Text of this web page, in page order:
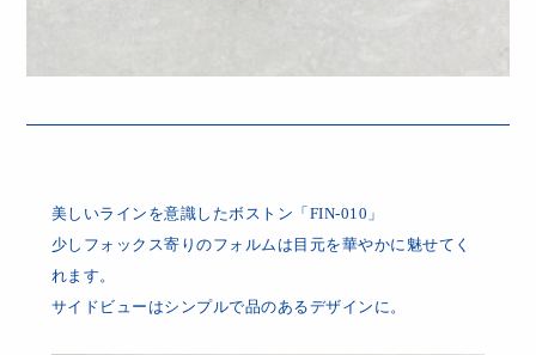
美しいラインを意識したボストン「FIN-010」
少しフォックス寄りのフォルムは目元を華やかに魅せてく
れます。
サイドビューはシンプルで品のあるデザインに。